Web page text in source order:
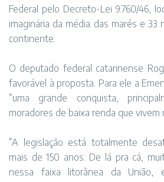
Federal pelo Decreto-Lei 9.760/46,
imaginária da média das marés e
continente.
O deputado federal catarinense
favorável à proposta. Para ele a
“uma grande conquista,
moradores de baixa renda que vivem
“A legislação está totalmente
mais de 150 anos. De lá pra cá,
nessa faixa litorânea da